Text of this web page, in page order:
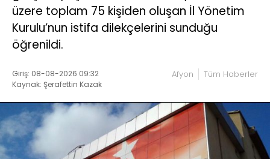
üzere toplam 75 kişiden oluşan İl Yönetim
Kurulu’nun istifa dilekçelerini sunduğu
öğrenildi.
Giriş: 08-08-2026 09:32
Kaynak: Şerafettin Kazak
Afyon Tüm Haberler